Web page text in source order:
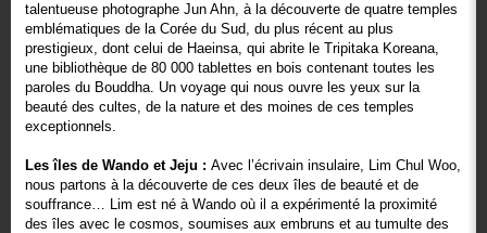
talentueuse photographe Jun Ahn, à la découverte de quatre temples
emblématiques de la Corée du Sud, du plus récent au plus
prestigieux, dont celui de Haeinsa, qui abrite le Tripitaka Koreana,
une bibliothèque de 80 000 tablettes en bois contenant toutes les
paroles du Bouddha. Un voyage qui nous ouvre les yeux sur la
beauté des cultes, de la nature et des moines de ces temples
exceptionnels.
Les îles de Wando et Jeju : Avec l’écrivain insulaire, Lim Chul Woo,
nous partons à la découverte de ces deux îles de beauté et de
souffrance… Lim est né à Wando où il a expérimenté la proximité
des îles avec le cosmos, soumises aux embruns et au tumulte des